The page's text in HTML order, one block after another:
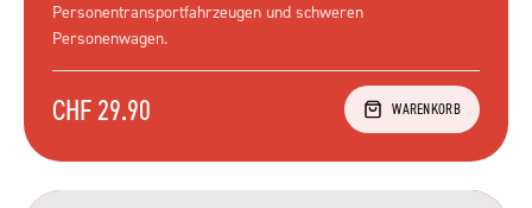
Personentransportfahrzeugen und schweren
Personenwagen.
CHF 29.90 WARENKORB